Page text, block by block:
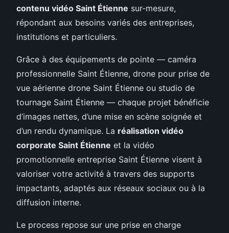
contenu vidéo Saint Étienne sur-mesure,
répondant aux besoins variés des entreprises,
institutions et particuliers.
Grâce à des équipements de pointe — caméra
professionnelle Saint Étienne, drone pour prise de
vue aérienne drone Saint Étienne ou studio de
tournage Saint Étienne — chaque projet bénéficie
d’images nettes, d’une mise en scène soignée et
d’un rendu dynamique. La réalisation vidéo
corporate Saint Étienne et la vidéo
promotionnelle entreprise Saint Étienne visent à
valoriser votre activité à travers des supports
impactants, adaptés aux réseaux sociaux ou à la
diffusion interne.
Le process repose sur une prise en charge